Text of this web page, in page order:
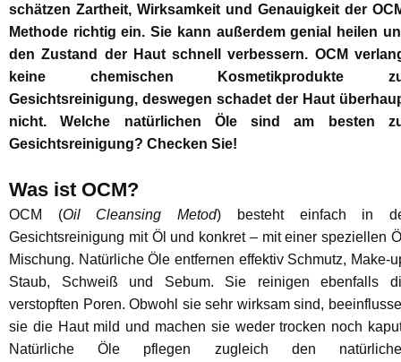
schätzen Zartheit, Wirksamkeit und Genauigkeit der
Methode richtig ein. Sie kann außerdem genial heilen
den Zustand der Haut schnell verbessern. OCM
keine chemischen Kosmetikprodukte
Gesichtsreinigung, deswegen schadet der Haut
nicht. Welche natürlichen Öle sind am besten
Gesichtsreinigung? Checken Sie!
Was ist OCM?
OCM (Oil Cleansing Metod) besteht einfach in
Gesichtsreinigung mit Öl und konkret – mit einer speziellen
Mischung. Natürliche Öle entfernen effektiv Schmutz, Make-
Staub, Schweiß und Sebum. Sie reinigen ebenfalls
verstopften Poren. Obwohl sie sehr wirksam sind,
sie die Haut mild und machen sie weder trocken noch
Natürliche Öle pflegen zugleich den